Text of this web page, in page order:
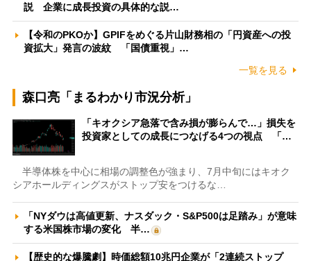
説 企業に成長投資の具体的な説…
【令和のPKOか】GPIFをめぐる片山財務相の「円資産への投
資拡大」発言の波紋 「国債重視」…
一覧を見る
森口亮「まるわかり市況分析」
「キオクシア急落で含み損が膨らんで…」損失を
投資家としての成長につなげる4つの視点 「…
半導体株を中心に相場の調整色が強まり、7月中旬にはキオク
シアホールディングスがストップ安をつけるな…
「NYダウは高値更新、ナスダック・S&P500は足踏み」が意味
する米国株市場の変化 半…
【歴史的な爆騰劇】時価総額10兆円企業が「2連続ストップ